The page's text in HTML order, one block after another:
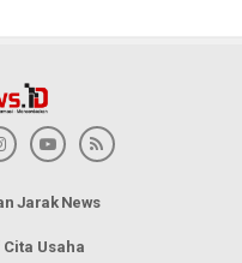
Jarak News
Usaha